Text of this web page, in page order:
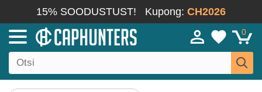
15% SOODUSTUST! Kupong: CH2026
0